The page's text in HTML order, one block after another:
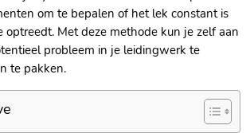
om te bepalen of het lek constant is
optreedt.​ Met deze methode kun je zelf aan
probleem in je leidingwerk te
te pakken.​